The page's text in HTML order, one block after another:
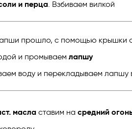
и перца. Взбиваем вилкой
прошло, с помощью крышки
и промываем лапшу
воду и перекладываем лапшу
масла ставим на средний